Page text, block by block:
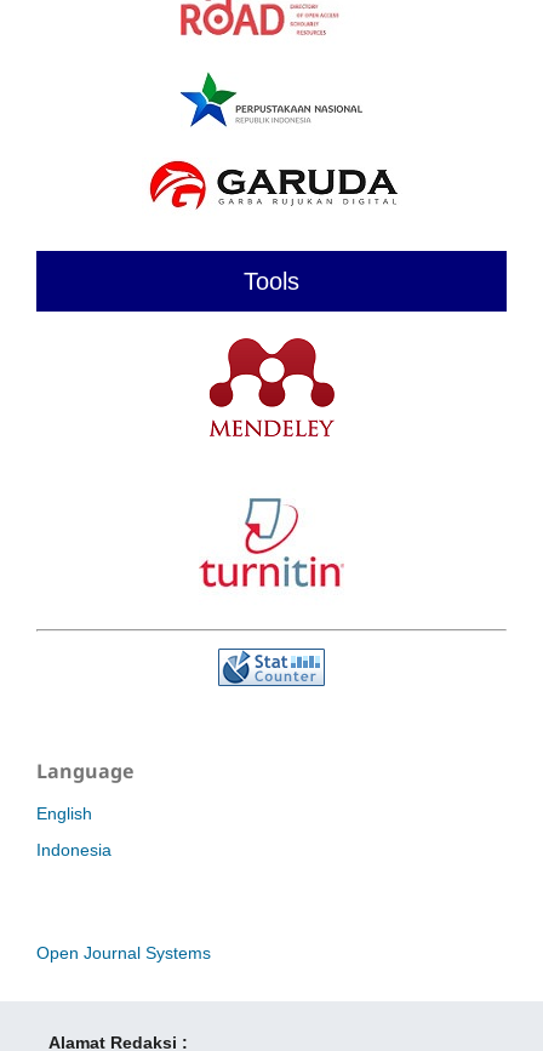
Tools
Language
English
Indonesia
Open Journal Systems
Alamat Redaksi :